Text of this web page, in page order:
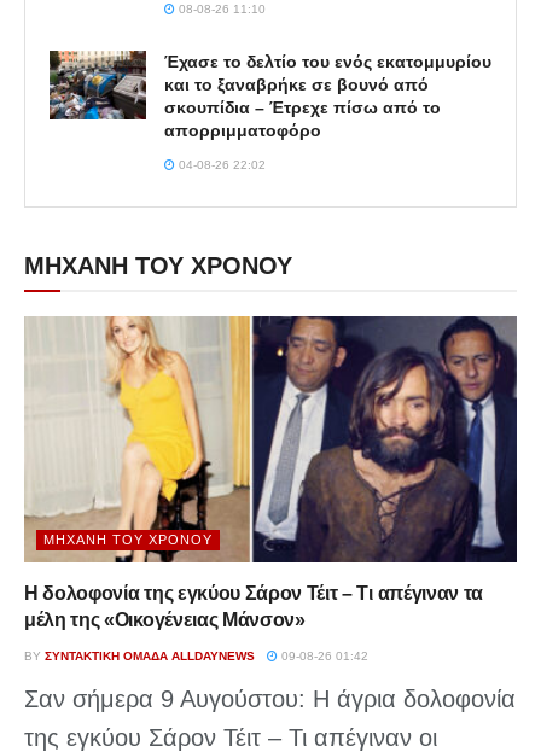
08-08-26 11:10
Έχασε το δελτίο του ενός εκατομμυρίου
και το ξαναβρήκε σε βουνό από
σκουπίδια – Έτρεχε πίσω από το
απορριμματοφόρο
04-08-26 22:02
ΜΗΧΑΝΗ ΤΟΥ ΧΡΟΝΟΥ
ΜΗΧΑΝΉ ΤΟΥ ΧΡΌΝΟΥ
Η δολοφονία της εγκύου Σάρον Τέιτ – Τι απέγιναν τα
μέλη της «Οικογένειας Μάνσον»
BY ΣΥΝΤΑΚΤΙΚΉ ΟΜΆΔΑ ALLDAYNEWS 09-08-26 01:42
Σαν σήμερα 9 Αυγούστου: Η άγρια δολοφονία
της εγκύου Σάρον Τέιτ – Τι απέγιναν οι